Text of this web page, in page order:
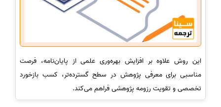
این روش علاوه بر افزایش بهره‌وری علمی از پایان‌نامه، فرصت
مناسبی برای معرفی پژوهش در سطح گسترده‌تر، کسب بازخورد
تخصصی و تقویت رزومه پژوهشی فراهم می‌کند.